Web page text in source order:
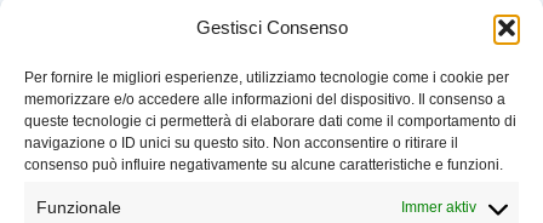
Gestisci Consenso
Per fornire le migliori esperienze, utilizziamo tecnologie come i cookie per
memorizzare e/o accedere alle informazioni del dispositivo. Il consenso a
queste tecnologie ci permetterà di elaborare dati come il comportamento di
navigazione o ID unici su questo sito. Non acconsentire o ritirare il
consenso può influire negativamente su alcune caratteristiche e funzioni.
Funzionale Immer aktiv
VERANSTALTUNGEN
WER WIR SIND
UNTERSTÜTZEN